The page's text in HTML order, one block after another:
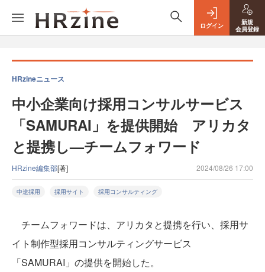
ログイン
新規
会員登録
HRzineニュース
中小企業向け採用コンサルサービス
「SAMURAI」を提供開始 アリカタ
と提携し—チームフォワード
HRzine編集部[著] 2024/08/26 17:00
中途採用 採用サイト 採用コンサルティング
チームフォワードは、アリカタと提携を行い、採用サ
イト制作型採用コンサルティングサービス
「SAMURAI」の提供を開始した。